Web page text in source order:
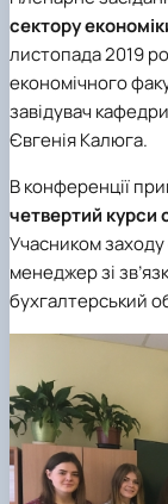
сектору
листопада2019
економічного
завідувач
Євгенія Калюга.
В конференції
четвертий курси
Учасником заходу
менеджер зі
бухгалтерський